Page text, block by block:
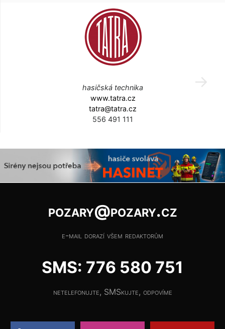
hasičská technika
www.tatra.cz
tatra@tatra.cz
556 491 111
pozary@pozary.cz
e-mail dorazí všem redaktorům
SMS: 776 580 751
netelefonujte, SMSkujte, odpovíme